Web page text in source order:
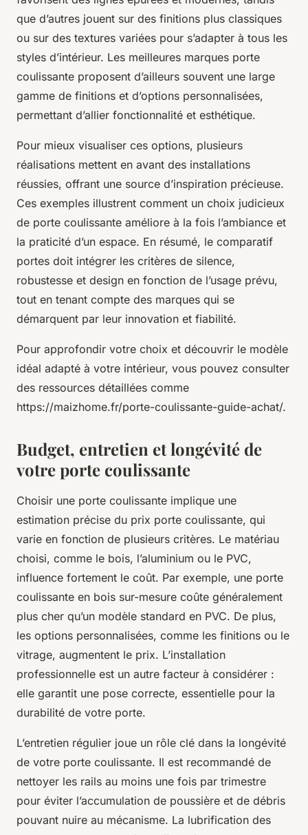
que d’autres jouent sur des finitions plus classiques
ou sur des textures variées pour s’adapter à tous les
styles d’intérieur. Les meilleures marques porte
coulissante proposent d’ailleurs souvent une large
gamme de finitions et d’options personnalisées,
permettant d’allier fonctionnalité et esthétique.
Pour mieux visualiser ces options, plusieurs
réalisations mettent en avant des installations
réussies, offrant une source d’inspiration précieuse.
Ces exemples illustrent comment un choix judicieux
de porte coulissante améliore à la fois l’ambiance et
la praticité d’un espace. En résumé, le comparatif
portes doit intégrer les critères de silence,
robustesse et design en fonction de l’usage prévu,
tout en tenant compte des marques qui se
démarquent par leur innovation et fiabilité.
Pour approfondir votre choix et découvrir le modèle
idéal adapté à votre intérieur, vous pouvez consulter
des ressources détaillées comme
https://maizhome.fr/porte-coulissante-guide-achat/.
Budget, entretien et longévité de
votre porte coulissante
Choisir une porte coulissante implique une
estimation précise du prix porte coulissante, qui
varie en fonction de plusieurs critères. Le matériau
choisi, comme le bois, l’aluminium ou le PVC,
influence fortement le coût. Par exemple, une porte
coulissante en bois sur-mesure coûte généralement
plus cher qu’un modèle standard en PVC. De plus,
les options personnalisées, comme les finitions ou le
vitrage, augmentent le prix. L’installation
professionnelle est un autre facteur à considérer :
elle garantit une pose correcte, essentielle pour la
durabilité de votre porte.
L’entretien régulier joue un rôle clé dans la longévité
de votre porte coulissante. Il est recommandé de
nettoyer les rails au moins une fois par trimestre
pour éviter l’accumulation de poussière et de débris
pouvant nuire au mécanisme. La lubrification des